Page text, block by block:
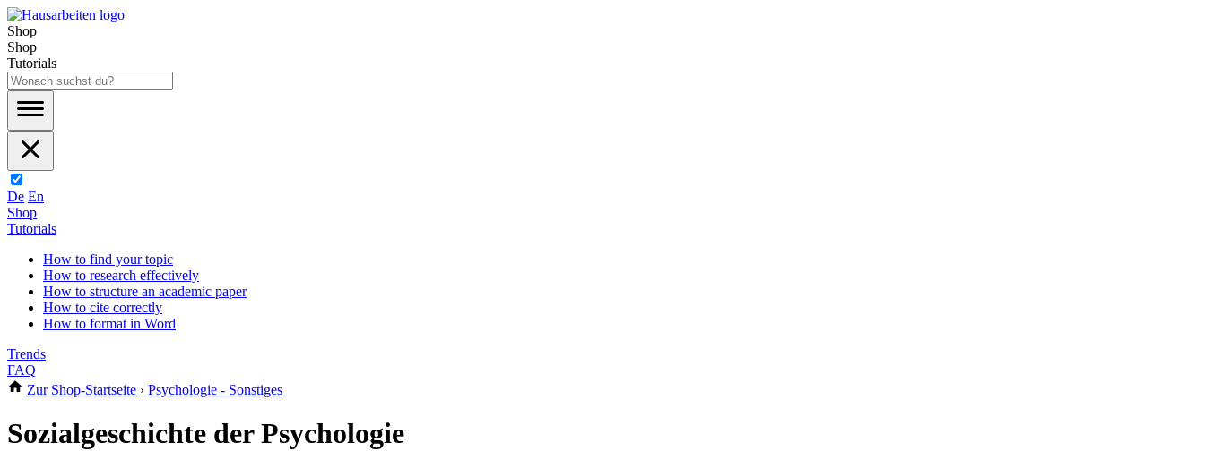
Shop
Shop
Tutorials
De En
Shop
Tutorials
How to find your topic
How to research effectively
How to structure an academic paper
How to cite correctly
How to format in Word
Trends
FAQ
Zur Shop-Startseite › Psychologie - Sonstiges
Sozialgeschichte der Psychologie